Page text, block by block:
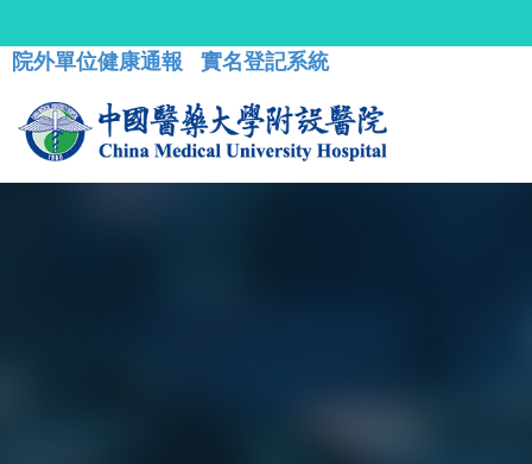
院外單位健康通報 實名登記系統